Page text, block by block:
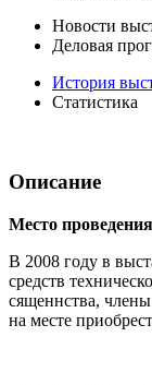
Новости
Деловая
История
Статистика
Описание
Место
В 2008 году в
средств
сященнства,
на месте